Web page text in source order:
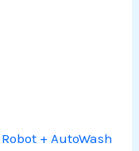
+ AutoWash